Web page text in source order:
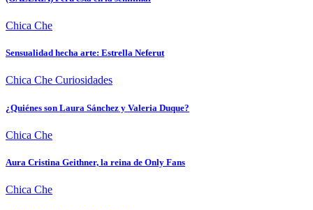
Chica Che
Sensualidad hecha arte: Estrella Neferut
Chica Che Curiosidades
¿Quiénes son Laura Sánchez y Valeria Duque?
Chica Che
Aura Cristina Geithner, la reina de Only Fans
Chica Che